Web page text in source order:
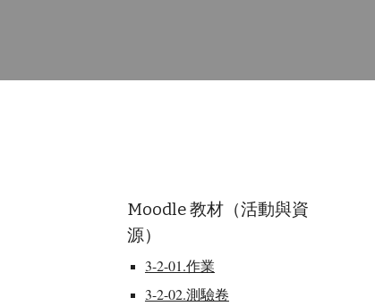
Moodle 教材（活動與資
源）
3-2-01.作業
3-2-02.測驗卷